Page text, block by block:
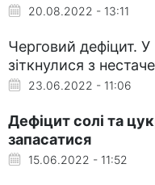
20.08.2022 - 13:11
Черговий дефіцит. У
зіткнулися з
23.06.2022 - 11:06
Дефіцит солі та
запасатися
15.06.2022 - 11:52